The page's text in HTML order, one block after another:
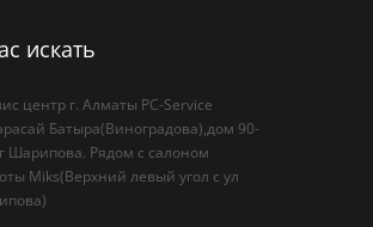
искать
центр г. Алматы PC-Service
Батыра(Виноградова),дом 90-
Шарипова. Рядом с салоном
Miks(Верхний левый угол с ул